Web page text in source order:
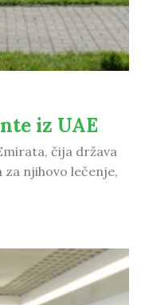
iz UAE
čija država
njihovo lečenje,